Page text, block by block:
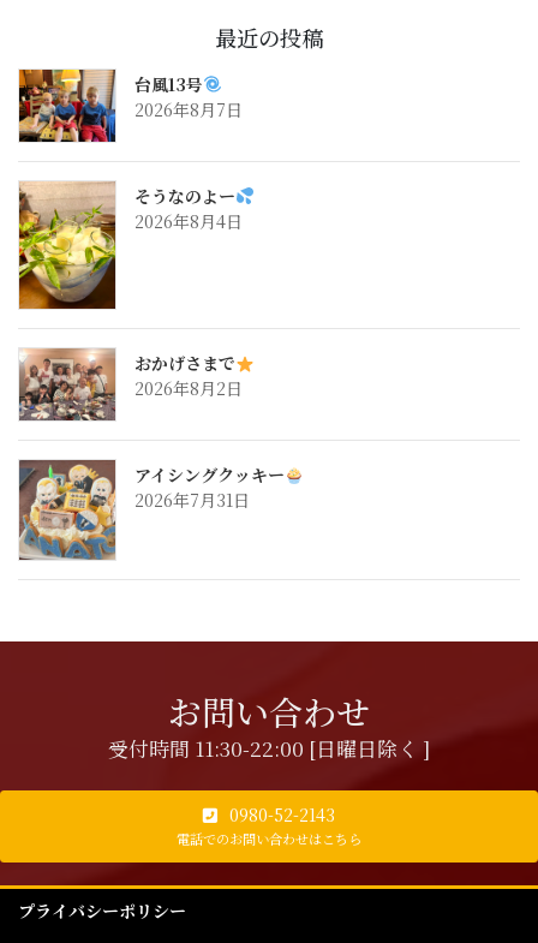
最近の投稿
台風13号
2026年8月7日
そうなのよー
2026年8月4日
おかげさまで
2026年8月2日
アイシングクッキー
2026年7月31日
お問い合わせ
受付時間 11:30-22:00 [日曜日除く ]
0980-52-2143
電話でのお問い合わせはこちら
プライバシーポリシー